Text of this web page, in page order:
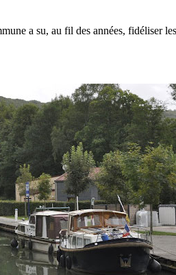
a su, au fil des années, fidéliser